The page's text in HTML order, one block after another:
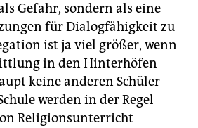
Gefahr, sondern als eine
für Dialogfähigkeit zu
ist ja viel größer, wenn
in den Hinterhöfen
keine anderen Schüler
werden in der Regel
Religionsunterricht